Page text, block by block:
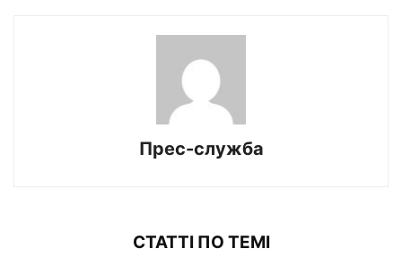
Прес-служба
СТАТТІ ПО ТЕМІ